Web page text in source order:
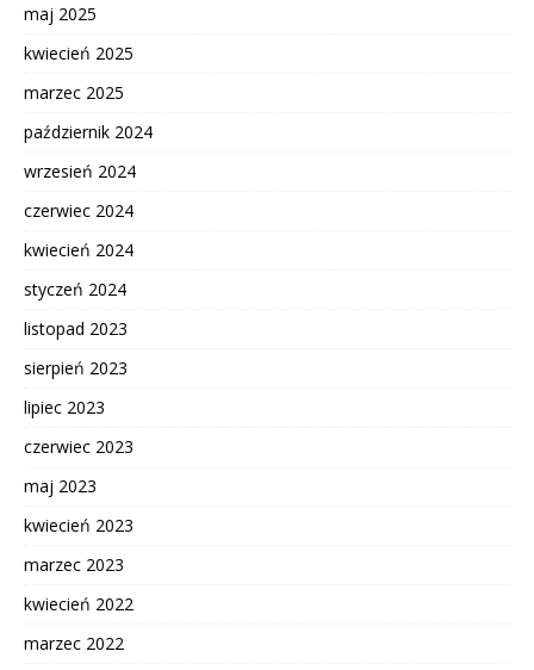
maj 2025
kwiecień 2025
marzec 2025
październik 2024
wrzesień 2024
czerwiec 2024
kwiecień 2024
styczeń 2024
listopad 2023
sierpień 2023
lipiec 2023
czerwiec 2023
maj 2023
kwiecień 2023
marzec 2023
kwiecień 2022
marzec 2022